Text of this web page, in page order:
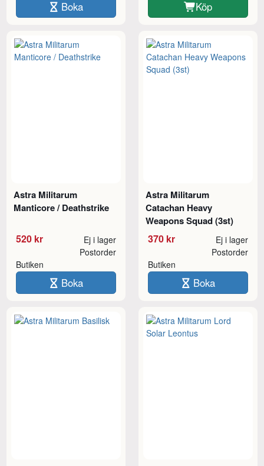
Boka Köp
Astra Militarum
Manticore / Deathstrike
520 kr Ej i lager
Butiken
Postorder
Boka
Astra Militarum
Catachan Heavy
Weapons Squad (3st)
370 kr Ej i lager
Butiken
Postorder
Boka